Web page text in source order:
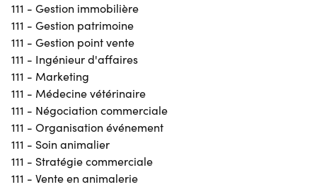
111 - Gestion immobilière
111 - Gestion patrimoine
111 - Gestion point vente
111 - Ingénieur d'affaires
111 - Marketing
111 - Médecine vétérinaire
111 - Négociation commerciale
111 - Organisation événement
111 - Soin animalier
111 - Stratégie commerciale
111 - Vente en animalerie